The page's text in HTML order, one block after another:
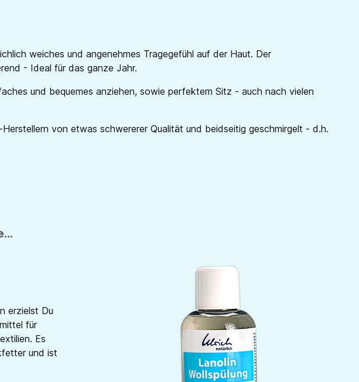
weiches und angenehmes Tragegefühl auf der Haut. Der
- Ideal für das ganze Jahr.
und bequemes anziehen, sowie perfektem Sitz - auch nach vielen
von etwas schwererer Qualität und beidseitig geschmirgelt - d.h.
erzielst Du
für
Es
und ist